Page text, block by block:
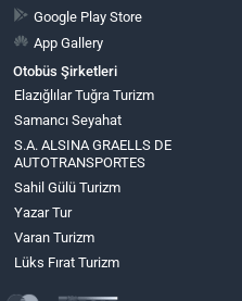
Google Play Store
App Gallery
Otobüs Şirketleri
Elazığlılar Tuğra Turizm
Samancı Seyahat
S.A. ALSINA GRAELLS DE
AUTOTRANSPORTES
Sahil Gülü Turizm
Yazar Tur
Varan Turizm
Lüks Fırat Turizm